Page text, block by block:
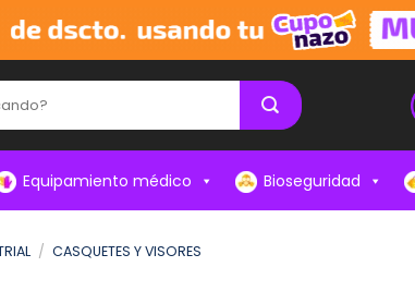
Equipamiento médico Bioseguridad
/ CASQUETES Y VISORES